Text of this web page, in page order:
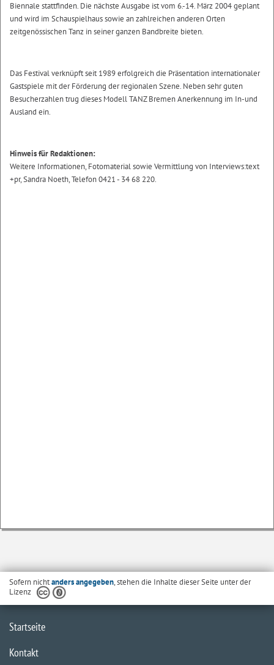
Biennale stattfinden. Die nächste Ausgabe ist vom 6.-14. März 2004 geplant
und wird im Schauspielhaus sowie an zahlreichen anderen Orten
zeitgenössischen Tanz in seiner ganzen Bandbreite bieten.
Das Festival verknüpft seit 1989 erfolgreich die Präsentation internationaler
Gastspiele mit der Förderung der regionalen Szene. Neben sehr guten
Besucherzahlen trug dieses Modell TANZ Bremen Anerkennung im In-und
Ausland ein.
Hinweis für Redaktionen:
Weitere Informationen, Fotomaterial sowie Vermittlung von Interviews:text
+pr, Sandra Noeth, Telefon 0421 - 34 68 220.
Sofern nichtanders angegeben, stehen die Inhalte dieser Seite unter der
Lizenz
Startseite
Kontakt